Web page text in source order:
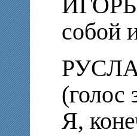
ИГОРЬ
собой
(голос
Я,